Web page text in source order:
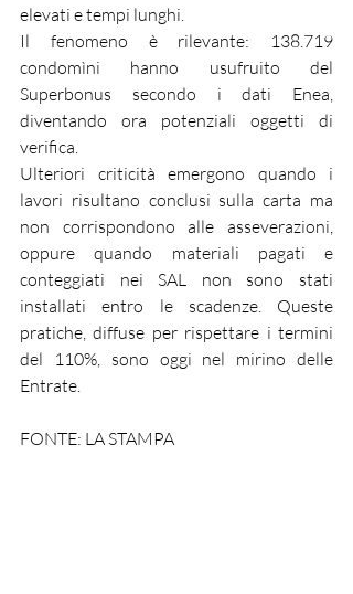
elevati e tempi lunghi.
Il fenomeno è rilevante: 138.719
condomìni hanno usufruito del
Superbonus secondo i dati Enea,
diventando ora potenziali oggetti di
verifica.
Ulteriori criticità emergono quando i
lavori risultano conclusi sulla carta ma
non corrispondono alle asseverazioni,
oppure quando materiali pagati e
conteggiati nei SAL non sono stati
installati entro le scadenze. Queste
pratiche, diffuse per rispettare i termini
del 110%, sono oggi nel mirino delle
Entrate.
FONTE: LA STAMPA